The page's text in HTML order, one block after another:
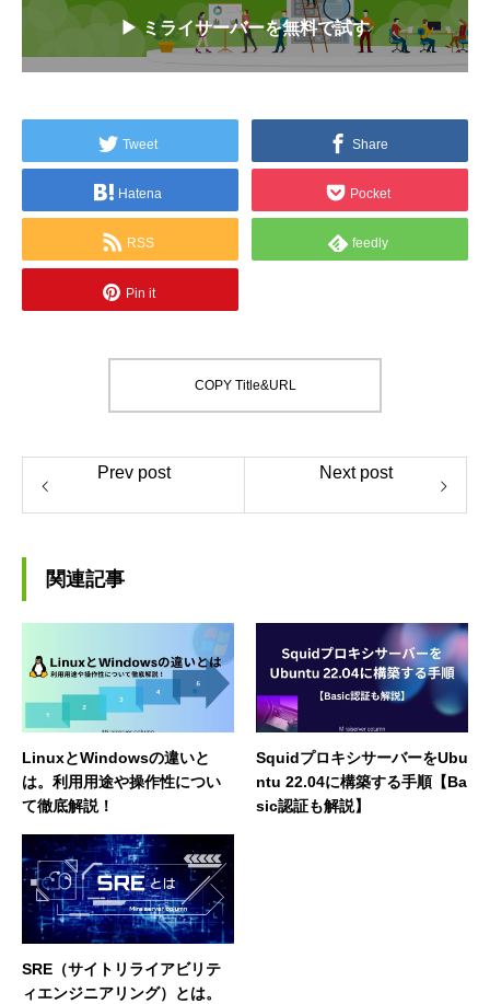
▶ ミライサーバーを無料で試す
Tweet Share
Hatena Pocket
RSS feedly
Pin it
COPY Title&URL
Prev post Next post
関連記事
LinuxとWindowsの違いと
は。利用用途や操作性につい
て徹底解説！
SquidプロキシサーバーをUbu
ntu 22.04に構築する手順【Ba
sic認証も解説】
SRE（サイトリライアビリテ
ィエンジニアリング）とは。